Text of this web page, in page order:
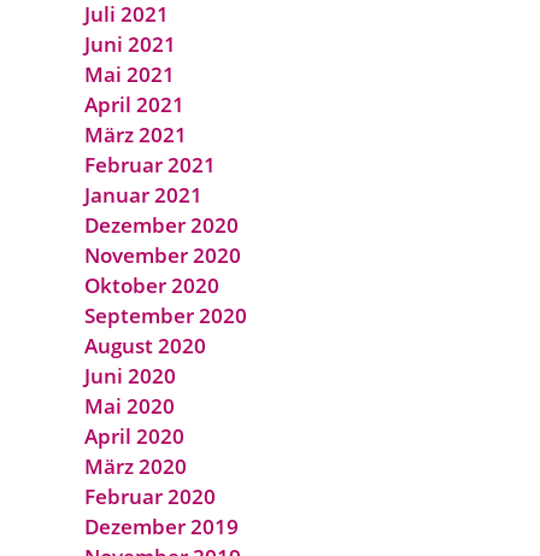
Juli 2021
Juni 2021
Mai 2021
April 2021
März 2021
Februar 2021
Januar 2021
Dezember 2020
November 2020
Oktober 2020
September 2020
August 2020
Juni 2020
Mai 2020
April 2020
März 2020
Februar 2020
Dezember 2019